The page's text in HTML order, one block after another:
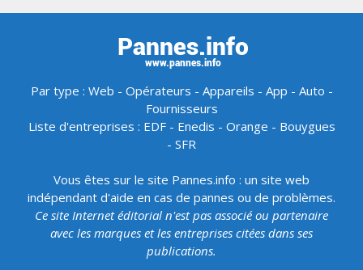
Par type : Web - Opérateurs - Appareils - App - Auto -
Fournisseurs
Liste d'entreprises : EDF- Enedis - Orange - Bouygues
- SFR
Vous êtes sur le site Pannes.info : un site web
indépendant d'aide en cas de pannes ou de problèmes.
Ce site Internet éditorial n'est pas associé ou partenaire
avec les marques et les entreprises citées dans ses
publications.